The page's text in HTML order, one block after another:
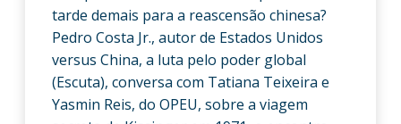
tarde demais para a reascensão chinesa?
Pedro Costa Jr., autor de Estados Unidos
versus China, a luta pelo poder global
(Escuta), conversa com Tatiana Teixeira e
Yasmin Reis, do OPEU, sobre a viagem